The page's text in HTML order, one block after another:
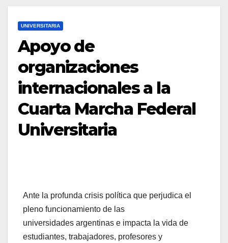
UNIVERSITARIA
Apoyo de
organizaciones
internacionales a la
Cuarta Marcha Federal
Universitaria
Ante la profunda crisis política que perjudica el
pleno funcionamiento de las
universidades argentinas e impacta la vida de
estudiantes, trabajadores, profesores y